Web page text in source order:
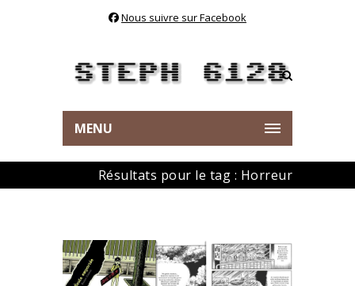
Nous suivre sur Facebook
MENU
Résultats pour le tag : Horreur